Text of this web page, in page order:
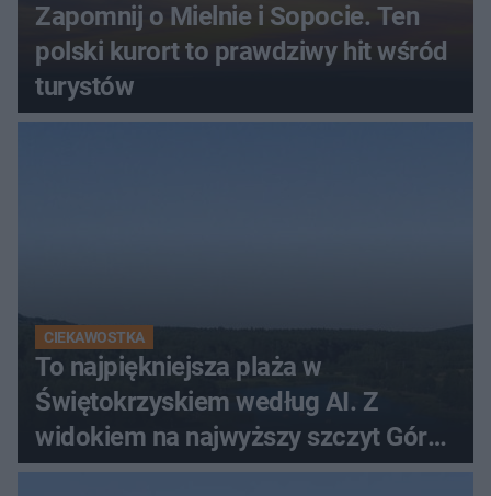
Zapomnij o Mielnie i Sopocie. Ten
polski kurort to prawdziwy hit wśród
turystów
CIEKAWOSTKA
To najpiękniejsza plaża w
Świętokrzyskiem według AI. Z
widokiem na najwyższy szczyt Gór
Świętokrzyskich